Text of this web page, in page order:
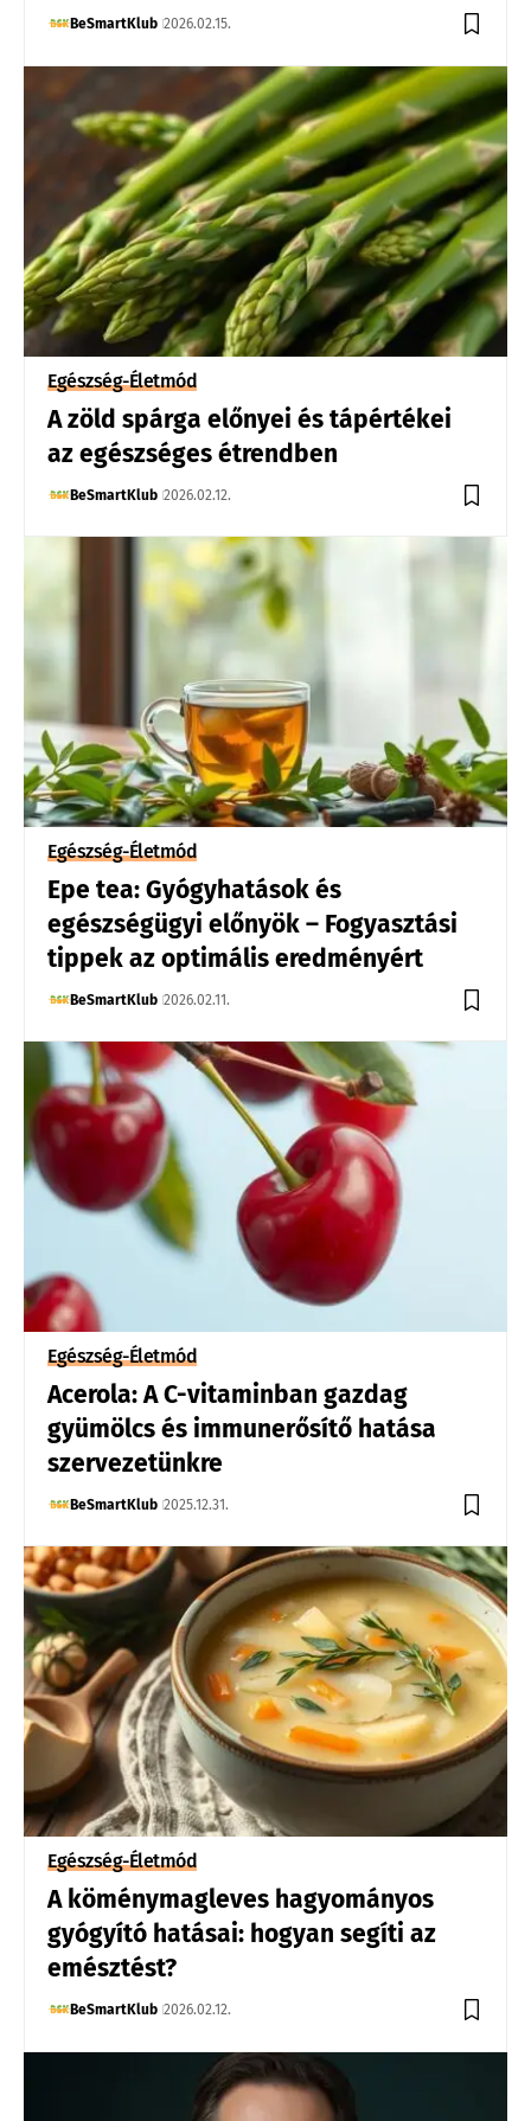
BeSmartKlub 2026.02.15.
Egészség-Életmód
A zöld spárga előnyei és tápértékei
az egészséges étrendben
BeSmartKlub 2026.02.12.
Egészség-Életmód
Epe tea: Gyógyhatások és
egészségügyi előnyök – Fogyasztási
tippek az optimális eredményért
BeSmartKlub 2026.02.11.
Egészség-Életmód
Acerola: A C-vitaminban gazdag
gyümölcs és immunerősítő hatása
szervezetünkre
BeSmartKlub 2025.12.31.
Egészség-Életmód
A köménymagleves hagyományos
gyógyító hatásai: hogyan segíti az
emésztést?
BeSmartKlub 2026.02.12.